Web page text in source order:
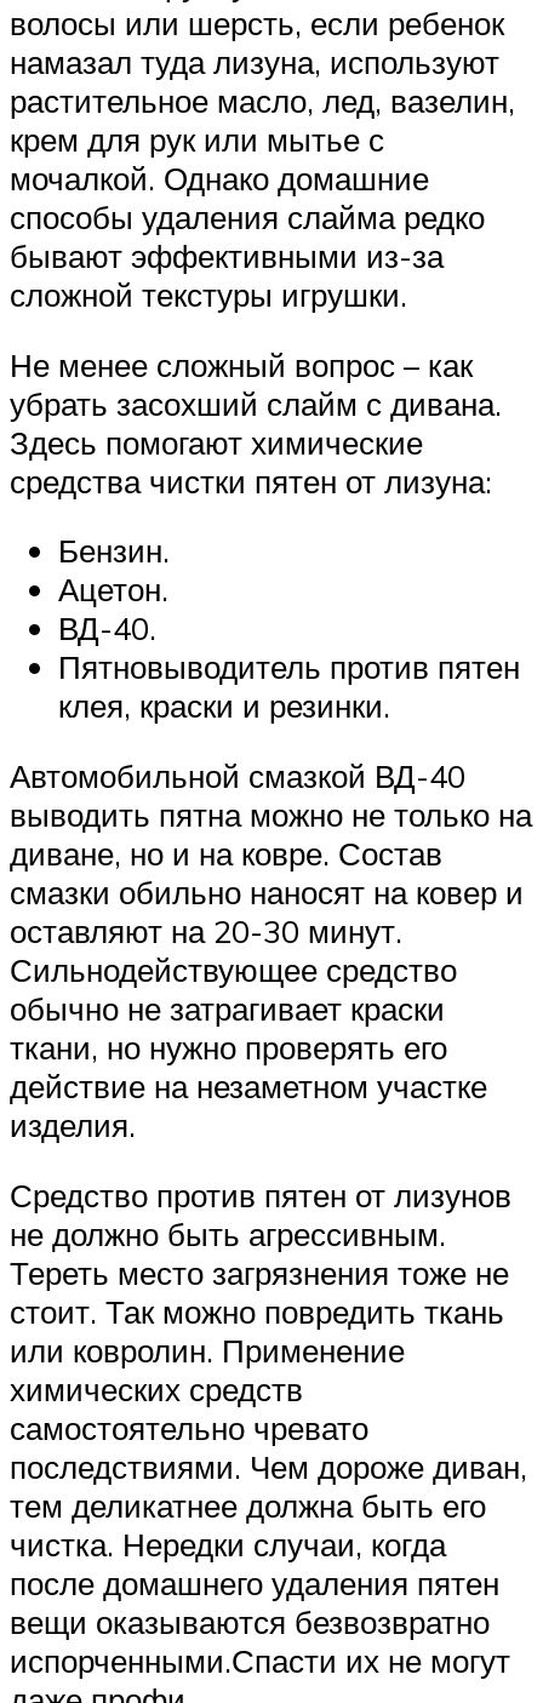
волосы или шерсть, если ребенок
намазал туда лизуна, используют
растительное масло, лед, вазелин,
крем для рук или мытье с
мочалкой. Однако домашние
способы удаления слайма редко
бывают эффективными из-за
сложной текстуры игрушки.
Не менее сложный вопрос – как
убрать засохший слайм с дивана.
Здесь помогают химические
средства чистки пятен от лизуна:
Бензин.
Ацетон.
ВД-40.
Пятновыводитель против пятен
клея, краски и резинки.
Автомобильной смазкой ВД-40
выводить пятна можно не только на
диване, но и на ковре. Состав
смазки обильно наносят на ковер и
оставляют на 20-30 минут.
Сильнодействующее средство
обычно не затрагивает краски
ткани, но нужно проверять его
действие на незаметном участке
изделия.
Средство против пятен от лизунов
не должно быть агрессивным.
Тереть место загрязнения тоже не
стоит. Так можно повредить ткань
или ковролин. Применение
химических средств
самостоятельно чревато
последствиями. Чем дороже диван,
тем деликатнее должна быть его
чистка. Нередки случаи, когда
после домашнего удаления пятен
вещи оказываются безвозвратно
испорченными.Спасти их не могут